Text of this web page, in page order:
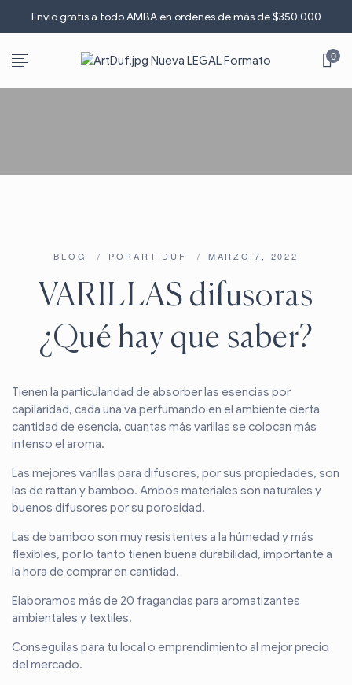
Envio gratis a todo AMBA en ordenes de más de $350.000
0
BLOG PORART DUF MARZO 7, 2022
VARILLAS difusoras
¿Qué hay que saber?
Tienen la particularidad de absorber las esencias por
capilaridad, cada una va perfumando en el ambiente cierta
cantidad de esencia, cuantas más varillas se colocan más
intenso el aroma.
Las mejores varillas para difusores, por sus propiedades, son
las de rattán y bamboo. Ambos materiales son naturales y
buenos difusores por su porosidad.
Las de bamboo son muy resistentes a la húmedad y más
flexibles, por lo tanto tienen buena durabilidad, importante a
la hora de comprar en cantidad.
Elaboramos más de 20 fragancias para aromatizantes
ambientales y textiles.
Conseguilas para tu local o emprendimiento al mejor precio
del mercado.